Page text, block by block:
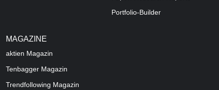
Portfolio-Builder
MAGAZINE
aktien Magazin
Tenbagger Magazin
Trendfollowing Magazin